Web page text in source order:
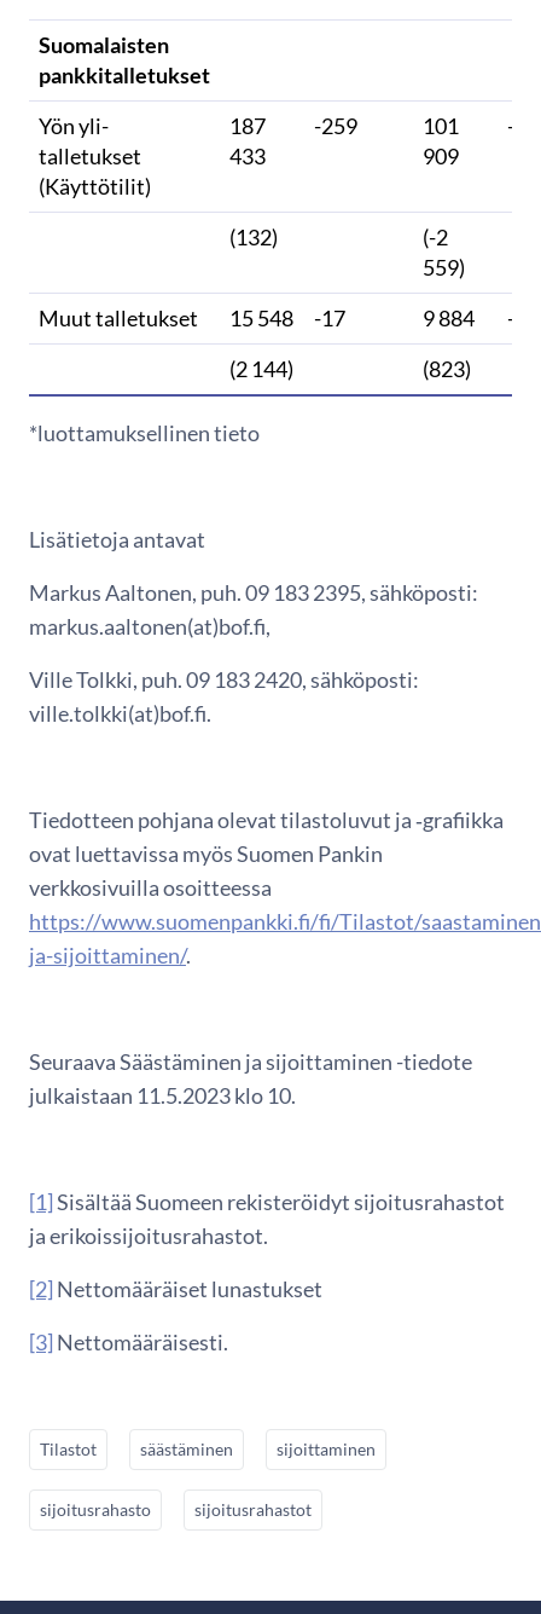
Suomalaisten
pankkitalletukset
Yön yli-
talletukset
(Käyttötilit)
187
433
-259
101
909
-26
(132)
(-2
559)
Muut talletukset
15 548 -17 9 884
-3
(2 144)
(823)
*luottamuksellinen tieto
Lisätietoja antavat
Markus Aaltonen, puh. 09 183 2395, sähköposti:
markus.aaltonen(at)bof.fi,
Ville Tolkki, puh. 09 183 2420, sähköposti:
ville.tolkki(at)bof.fi.
Tiedotteen pohjana olevat tilastoluvut ja ‑grafiikka
ovat luettavissa myös Suomen Pankin
verkkosivuilla osoitteessa
https://www.suomenpankki.fi/fi/Tilastot/
ja-sijoittaminen/.
Seuraava Säästäminen ja sijoittaminen -tiedote
julkaistaan 11.5.2023 klo 10.
[1]Sisältää Suomeen rekisteröidyt sijoitusrahastot
ja erikoissijoitusrahastot.
[2] Nettomääräiset lunastukset
[3] Nettomääräisesti.
Tilastot säästäminen sijoittaminen
sijoitusrahasto sijoitusrahastot